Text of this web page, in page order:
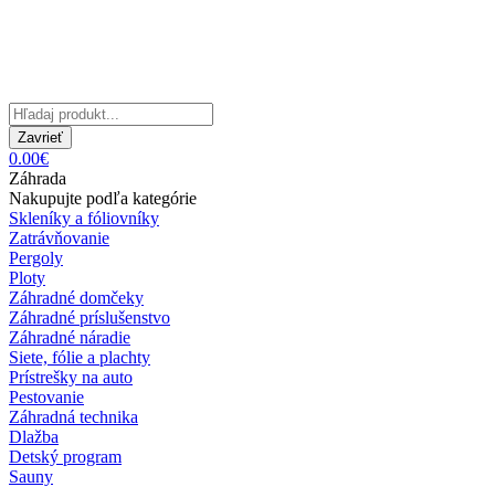
Zavrieť
0.00€
Záhrada
Nakupujte podľa kategórie
Skleníky a fóliovníky
Zatrávňovanie
Pergoly
Ploty
Záhradné domčeky
Záhradné príslušenstvo
Záhradné náradie
Siete, fólie a plachty
Prístrešky na auto
Pestovanie
Záhradná technika
Dlažba
Detský program
Sauny